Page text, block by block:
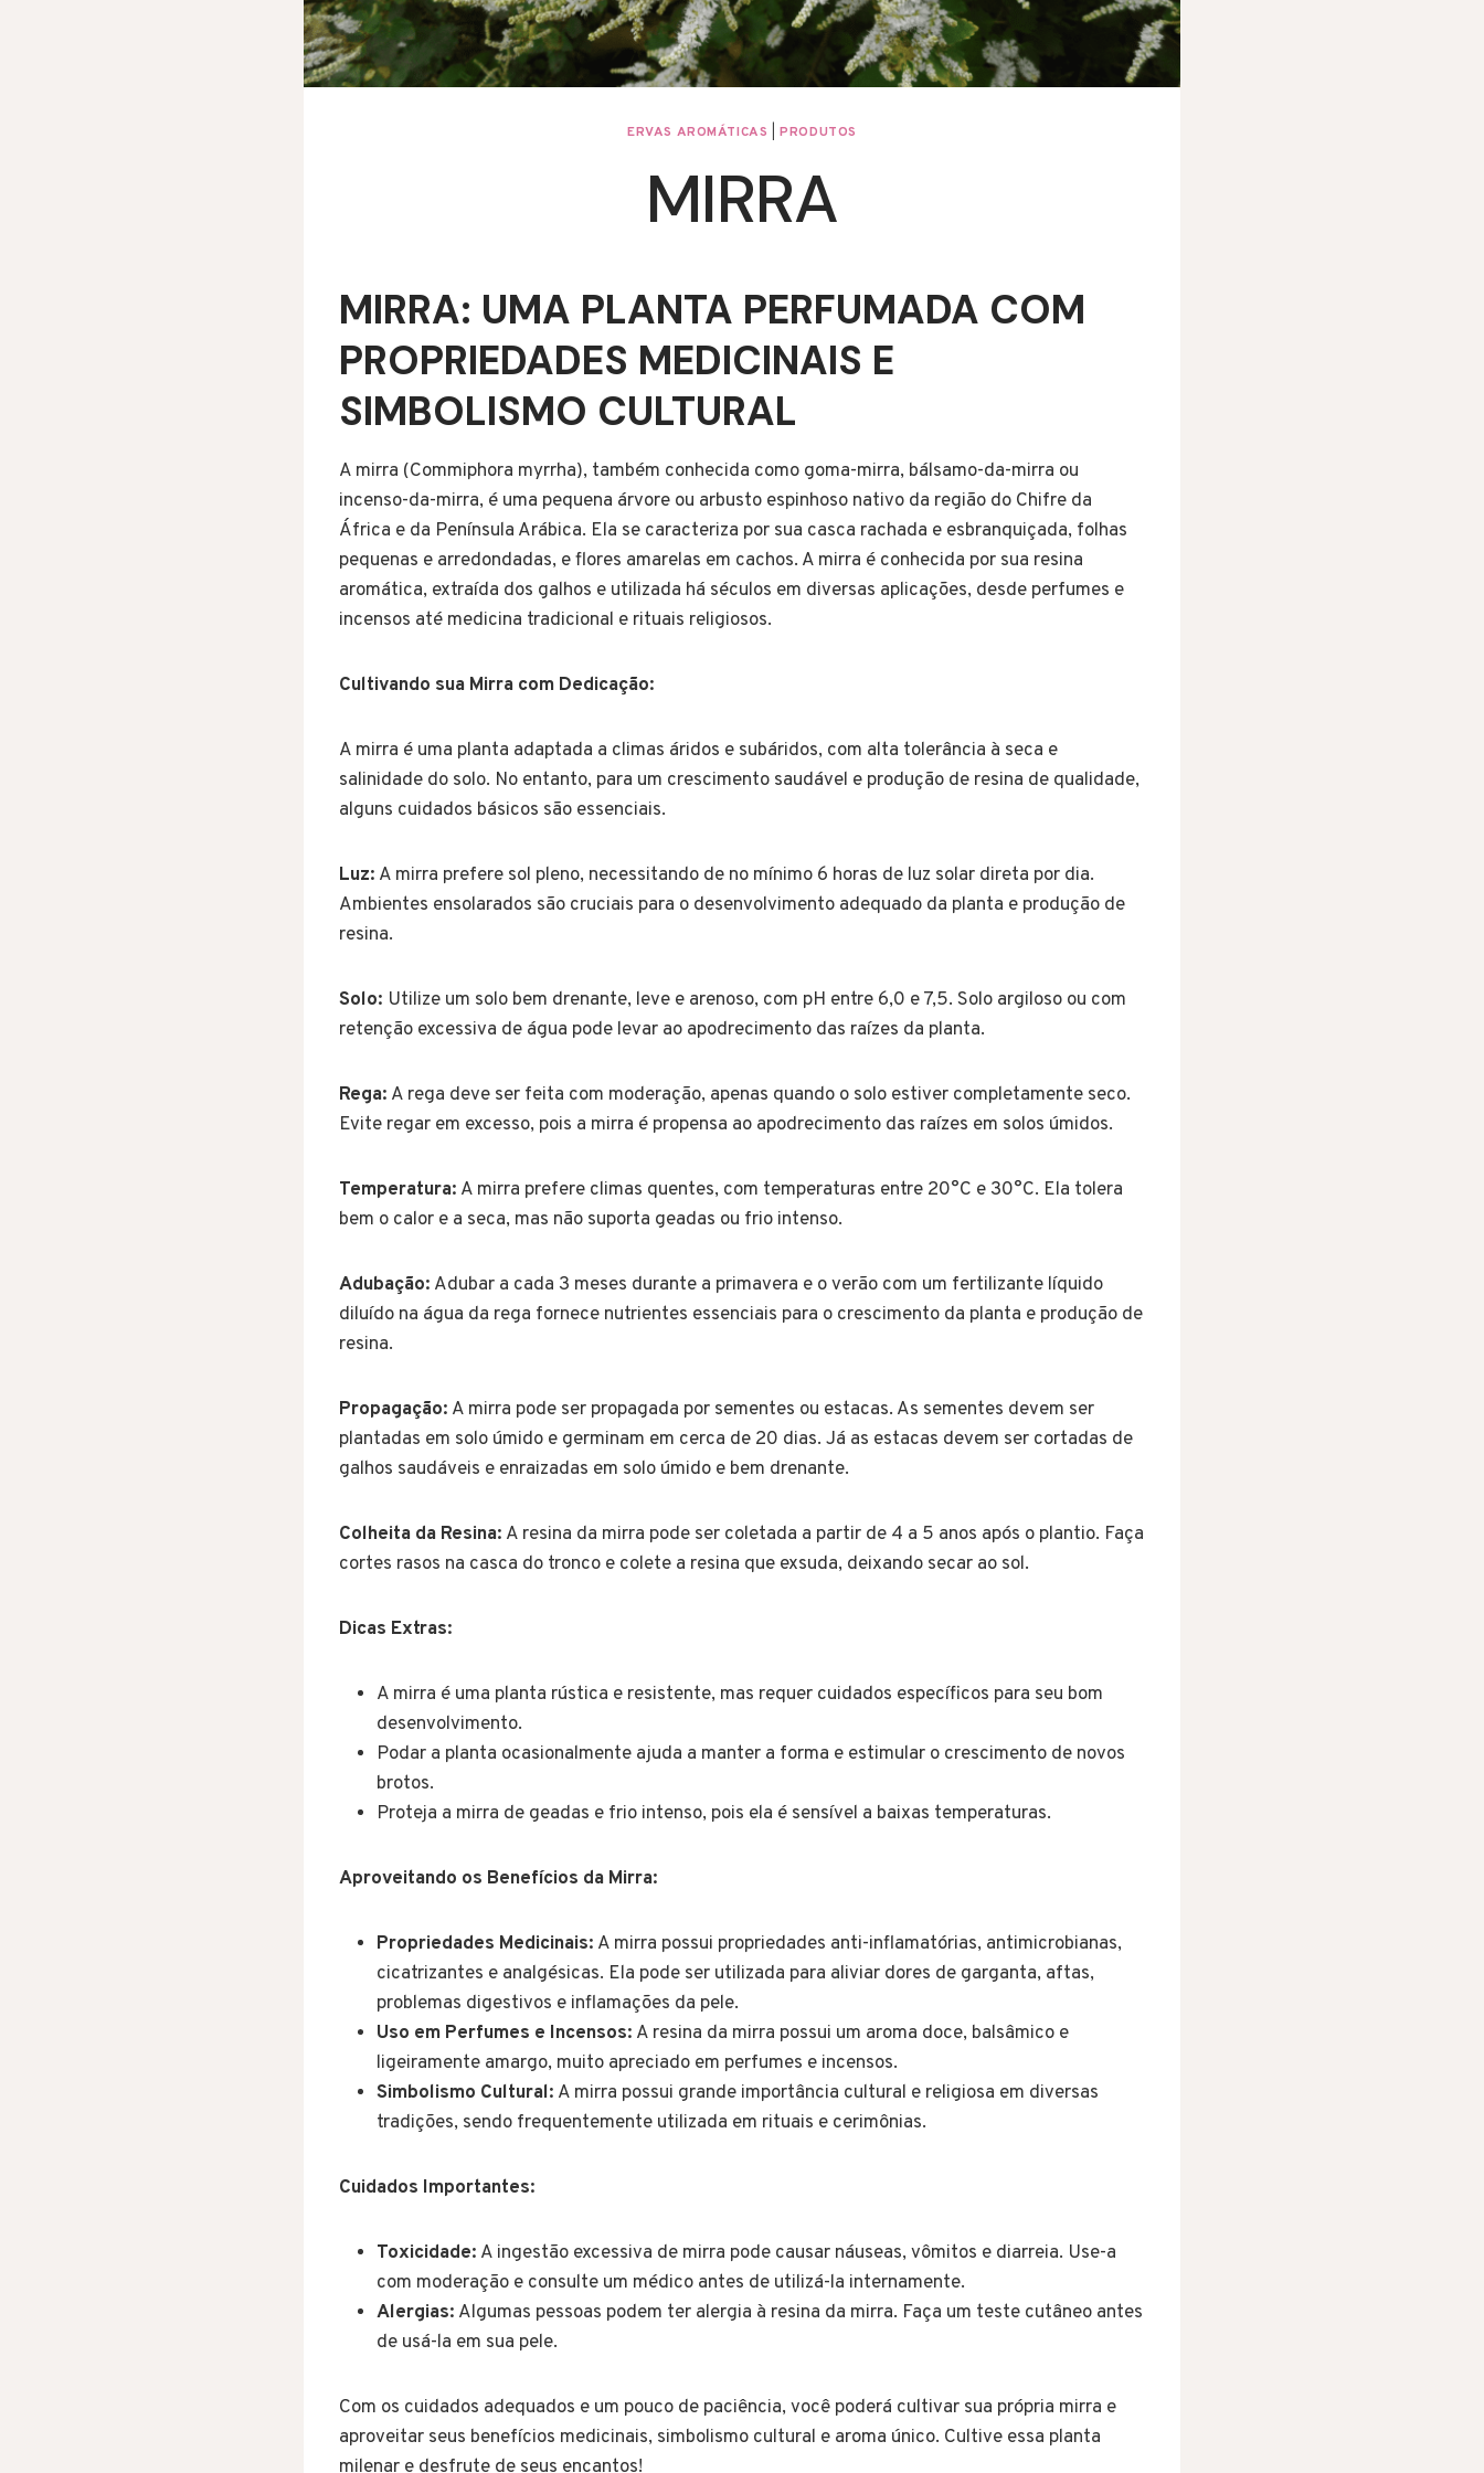
ERVAS AROMÁTICAS |PRODUTOS
MIRRA
MIRRA: UMA PLANTA PERFUMADA COM
PROPRIEDADES MEDICINAIS E
SIMBOLISMO CULTURAL
A mirra (Commiphora myrrha), também conhecida como goma-mirra, bálsamo-da-mirra ou
incenso-da-mirra, é uma pequena árvore ou arbusto espinhoso nativo da região do Chifre da
África e da Península Arábica. Ela se caracteriza por sua casca rachada e esbranquiçada, folhas
pequenas e arredondadas, e flores amarelas em cachos. A mirra é conhecida por sua resina
aromática, extraída dos galhos e utilizada há séculos em diversas aplicações, desde perfumes e
incensos até medicina tradicional e rituais religiosos.
Cultivando sua Mirra com Dedicação:
A mirra é uma planta adaptada a climas áridos e subáridos, com alta tolerância à seca e
salinidade do solo. No entanto, para um crescimento saudável e produção de resina de qualidade,
alguns cuidados básicos são essenciais.
Luz: A mirra prefere sol pleno, necessitando de no mínimo 6 horas de luz solar direta por dia.
Ambientes ensolarados são cruciais para o desenvolvimento adequado da planta e produção de
resina.
Solo: Utilize um solo bem drenante, leve e arenoso, com pH entre 6,0 e 7,5. Solo argiloso ou com
retenção excessiva de água pode levar ao apodrecimento das raízes da planta.
Rega: A rega deve ser feita com moderação, apenas quando o solo estiver completamente seco.
Evite regar em excesso, pois a mirra é propensa ao apodrecimento das raízes em solos úmidos.
Temperatura: A mirra prefere climas quentes, com temperaturas entre 20°C e 30°C. Ela tolera
bem o calor e a seca, mas não suporta geadas ou frio intenso.
Adubação: Adubar a cada 3 meses durante a primavera e o verão com um fertilizante líquido
diluído na água da rega fornece nutrientes essenciais para o crescimento da planta e produção de
resina.
Propagação: A mirra pode ser propagada por sementes ou estacas. As sementes devem ser
plantadas em solo úmido e germinam em cerca de 20 dias. Já as estacas devem ser cortadas de
galhos saudáveis e enraizadas em solo úmido e bem drenante.
Colheita da Resina: A resina da mirra pode ser coletada a partir de 4 a 5 anos após o plantio. Faça
cortes rasos na casca do tronco e colete a resina que exsuda, deixando secar ao sol.
Dicas Extras:
A mirra é uma planta rústica e resistente, mas requer cuidados específicos para seu bom
desenvolvimento.
Podar a planta ocasionalmente ajuda a manter a forma e estimular o crescimento de novos
brotos.
Proteja a mirra de geadas e frio intenso, pois ela é sensível a baixas temperaturas.
Aproveitando os Benefícios da Mirra:
Propriedades Medicinais: A mirra possui propriedades anti-inflamatórias, antimicrobianas,
cicatrizantes e analgésicas. Ela pode ser utilizada para aliviar dores de garganta, aftas,
problemas digestivos e inflamações da pele.
Uso em Perfumes e Incensos: A resina da mirra possui um aroma doce, balsâmico e
ligeiramente amargo, muito apreciado em perfumes e incensos.
Simbolismo Cultural: A mirra possui grande importância cultural e religiosa em diversas
tradições, sendo frequentemente utilizada em rituais e cerimônias.
Cuidados Importantes:
Toxicidade: A ingestão excessiva de mirra pode causar náuseas, vômitos e diarreia. Use-a
com moderação e consulte um médico antes de utilizá-la internamente.
Alergias: Algumas pessoas podem ter alergia à resina da mirra. Faça um teste cutâneo antes
de usá-la em sua pele.
Com os cuidados adequados e um pouco de paciência, você poderá cultivar sua própria mirra e
aproveitar seus benefícios medicinais, simbolismo cultural e aroma único. Cultive essa planta
milenar e desfrute de seus encantos!